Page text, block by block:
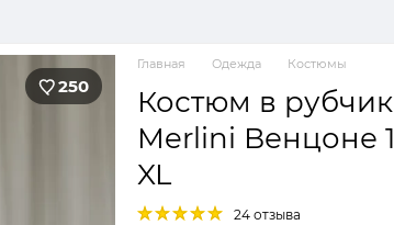
250
Главная Одежда Костюмы
Костюм в
Merlini Венцоне
XL
24 отзыва